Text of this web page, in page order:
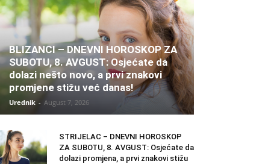
BLIZANCI – DNEVNI HOROSKOP ZA
SUBOTU, 8. AVGUST: Osjećate da
dolazi nešto novo, a prvi znakovi
promjene stižu već danas!
Urednik - August 7, 2026
STRIJELAC – DNEVNI HOROSKOP
ZA SUBOTU, 8. AVGUST: Osjećate da
dolazi promjena, a prvi znakovi stižu